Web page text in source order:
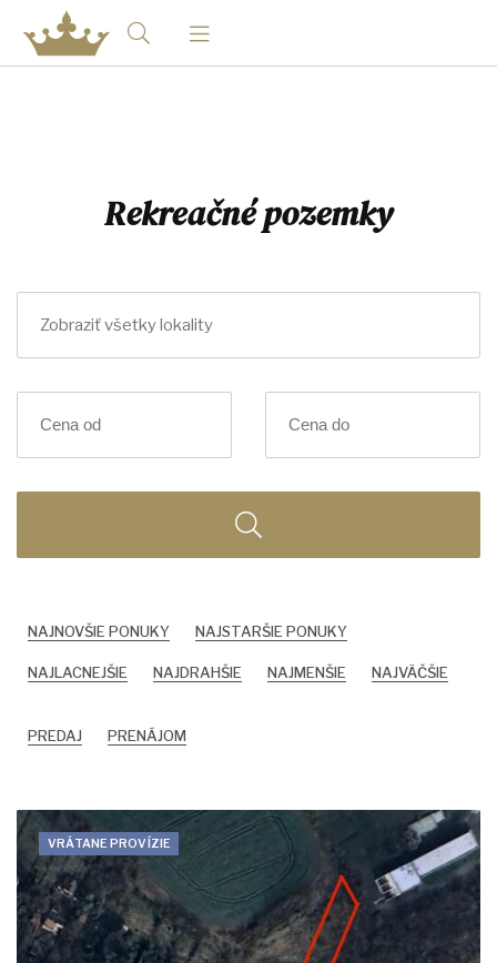
Rekreačné pozemky
NAJNOVŠIE PONUKY NAJSTARŠIE PONUKY
NAJLACNEJŠIE NAJDRAHŠIE NAJMENŠIE NAJVÄČŠIE
PREDAJ PRENÁJOM
VRÁTANE PROVÍZIE